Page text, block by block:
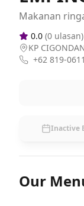
Makanan
0.0 (0 ulasan)
KP
+62 819-
Inactive
Our